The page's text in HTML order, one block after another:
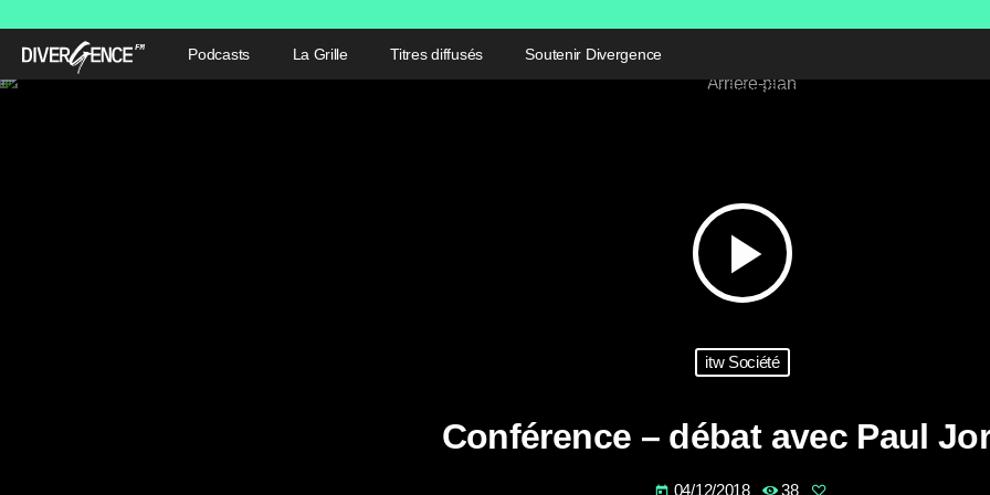
Podcasts La Grille Titres diffusés Soutenir Divergence
play_arrow
itw Société
Conférence – débat avec Paul
today 04/12/2018 38